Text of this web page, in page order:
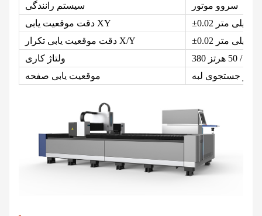
سیستم رانندگی
سروو موتور
دقت موقعیت یابی XY
±
0.02 میلی متر
دقت موقعیت یابی تکرار X/Y
±
0.02 میلی متر
ولتاژ کاری
380 ولت / 50 هرتز
موقعیت یابی صفحه